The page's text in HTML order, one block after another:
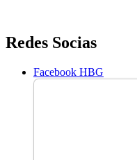
Saltar
para
conteúdo
Redes Socias
Facebook HBG